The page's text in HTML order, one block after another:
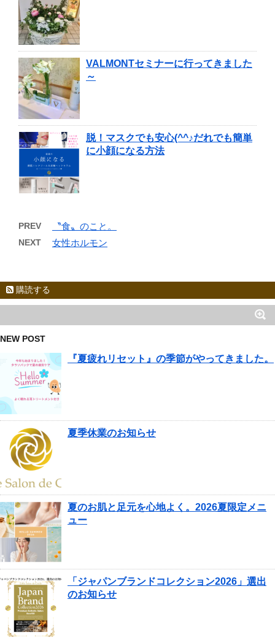
VALMONTセミナーに行ってきました
～
脱！マスクでも安心(^^♪だれでも簡単
に小顔になる方法
PREV 〝食〟のこと。
NEXT 女性ホルモン
購読する
NEW POST
『夏疲れリセット』の季節がやってきました。
夏季休業のお知らせ
夏のお肌と足元を心地よく。2026夏限定メニ
ュー
「ジャパンブランドコレクション2026」選出
のお知らせ